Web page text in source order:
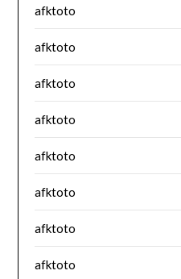
afktoto
afktoto
afktoto
afktoto
afktoto
afktoto
afktoto
afktoto